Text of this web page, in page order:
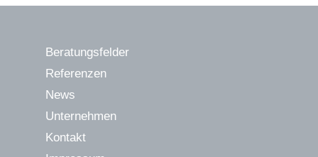
Beratungsfelder
Referenzen
News
Unternehmen
Kontakt